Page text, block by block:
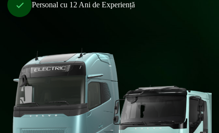
Personal cu 12 Ani de Experiență